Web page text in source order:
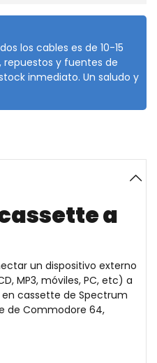
los cables es de 10-15
repuestos y fuentes de
inmediato. Un saludo y
a
un dispositivo externo
MP3, móviles, PC, etc) a
cassette de Spectrum
de Commodore 64,